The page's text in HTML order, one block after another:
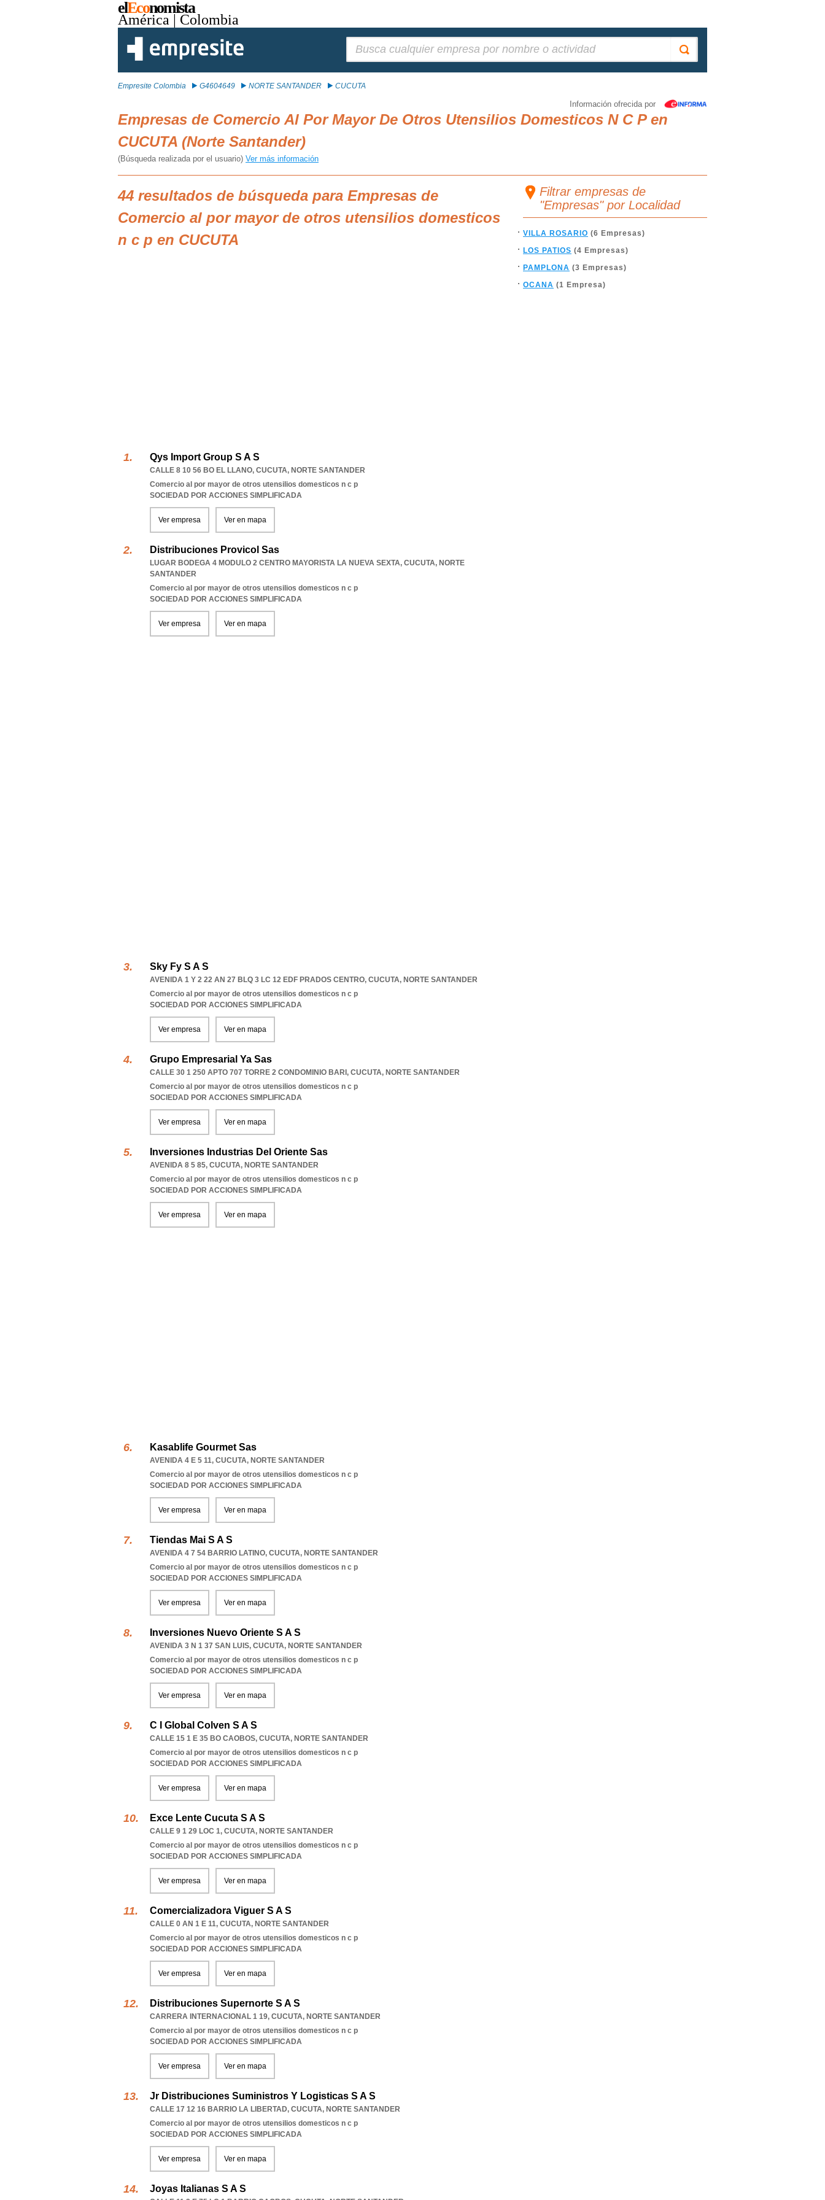
elEconomista
América | Colombia
Empresite Colombia G4604649 NORTE SANTANDER CUCUTA
Información ofrecida por
Empresas de Comercio Al Por Mayor De Otros Utensilios Domesticos N C P en
CUCUTA (Norte Santander)
(Búsqueda realizada por el usuario) Ver más información
44 resultados de búsqueda para Empresas de
Comercio al por mayor de otros utensilios domesticos
n c p en CUCUTA
Qys Import Group S A S
CALLE 8 10 56 BO EL LLANO, CUCUTA, NORTE SANTANDER
Comercio al por mayor de otros utensilios domesticos n c p
SOCIEDAD POR ACCIONES SIMPLIFICADA
Ver empresa Ver en mapa
Distribuciones Provicol Sas
LUGAR BODEGA 4 MODULO 2 CENTRO MAYORISTA LA NUEVA SEXTA, CUCUTA, NORTE
SANTANDER
Comercio al por mayor de otros utensilios domesticos n c p
SOCIEDAD POR ACCIONES SIMPLIFICADA
Ver empresa Ver en mapa
Sky Fy S A S
AVENIDA 1 Y 2 22 AN 27 BLQ 3 LC 12 EDF PRADOS CENTRO, CUCUTA, NORTE SANTANDER
Comercio al por mayor de otros utensilios domesticos n c p
SOCIEDAD POR ACCIONES SIMPLIFICADA
Ver empresa Ver en mapa
Grupo Empresarial Ya Sas
CALLE 30 1 250 APTO 707 TORRE 2 CONDOMINIO BARI , CUCUTA, NORTE SANTANDER
Comercio al por mayor de otros utensilios domesticos n c p
SOCIEDAD POR ACCIONES SIMPLIFICADA
Ver empresa Ver en mapa
Inversiones Industrias Del Oriente Sas
AVENIDA 8 5 85, CUCUTA, NORTE SANTANDER
Comercio al por mayor de otros utensilios domesticos n c p
SOCIEDAD POR ACCIONES SIMPLIFICADA
Ver empresa Ver en mapa
Kasablife Gourmet Sas
AVENIDA 4 E 5 11, CUCUTA, NORTE SANTANDER
Comercio al por mayor de otros utensilios domesticos n c p
SOCIEDAD POR ACCIONES SIMPLIFICADA
Ver empresa Ver en mapa
Tiendas Mai S A S
AVENIDA 4 7 54 BARRIO LATINO, CUCUTA, NORTE SANTANDER
Comercio al por mayor de otros utensilios domesticos n c p
SOCIEDAD POR ACCIONES SIMPLIFICADA
Ver empresa Ver en mapa
Inversiones Nuevo Oriente S A S
AVENIDA 3 N 1 37 SAN LUIS, CUCUTA, NORTE SANTANDER
Comercio al por mayor de otros utensilios domesticos n c p
SOCIEDAD POR ACCIONES SIMPLIFICADA
Ver empresa Ver en mapa
C I Global Colven S A S
CALLE 15 1 E 35 BO CAOBOS, CUCUTA, NORTE SANTANDER
Comercio al por mayor de otros utensilios domesticos n c p
SOCIEDAD POR ACCIONES SIMPLIFICADA
Ver empresa Ver en mapa
Exce Lente Cucuta S A S
CALLE 9 1 29 LOC 1, CUCUTA, NORTE SANTANDER
Comercio al por mayor de otros utensilios domesticos n c p
SOCIEDAD POR ACCIONES SIMPLIFICADA
Ver empresa Ver en mapa
Comercializadora Viguer S A S
CALLE 0 AN 1 E 11, CUCUTA, NORTE SANTANDER
Comercio al por mayor de otros utensilios domesticos n c p
SOCIEDAD POR ACCIONES SIMPLIFICADA
Ver empresa Ver en mapa
Distribuciones Supernorte S A S
CARRERA INTERNACIONAL 1 19, CUCUTA, NORTE SANTANDER
Comercio al por mayor de otros utensilios domesticos n c p
SOCIEDAD POR ACCIONES SIMPLIFICADA
Ver empresa Ver en mapa
Jr Distribuciones Suministros Y Logisticas S A S
CALLE 17 12 16 BARRIO LA LIBERTAD, CUCUTA, NORTE SANTANDER
Comercio al por mayor de otros utensilios domesticos n c p
SOCIEDAD POR ACCIONES SIMPLIFICADA
Ver empresa Ver en mapa
Joyas Italianas S A S
Filtrar empresas de
"Empresas" por Localidad
VILLA ROSARIO (6 Empresas)
LOS PATIOS (4 Empresas)
PAMPLONA (3 Empresas)
OCANA (1 Empresa)